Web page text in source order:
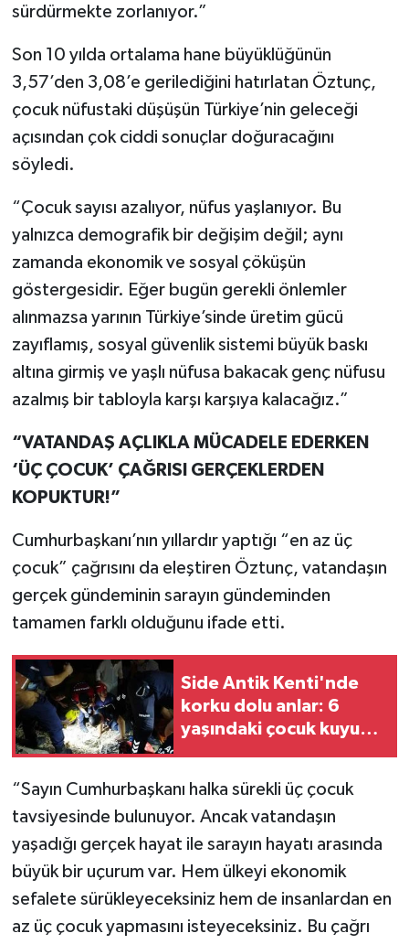
sürdürmekte zorlanıyor.”
Son 10 yılda ortalama hane büyüklüğünün
3,57’den 3,08’e gerilediğini hatırlatan Öztunç,
çocuk nüfustaki düşüşün Türkiye’nin geleceği
açısından çok ciddi sonuçlar doğuracağını
söyledi.
“Çocuk sayısı azalıyor, nüfus yaşlanıyor. Bu
yalnızca demografik bir değişim değil; aynı
zamanda ekonomik ve sosyal çöküşün
göstergesidir. Eğer bugün gerekli önlemler
alınmazsa yarının Türkiye’sinde üretim gücü
zayıflamış, sosyal güvenlik sistemi büyük baskı
altına girmiş ve yaşlı nüfusa bakacak genç nüfusu
azalmış bir tabloyla karşı karşıya kalacağız.”
“VATANDAŞ AÇLIKLA MÜCADELE EDERKEN
‘ÜÇ ÇOCUK’ ÇAĞRISI GERÇEKLERDEN
KOPUKTUR!”
Cumhurbaşkanı’nın yıllardır yaptığı “en az üç
çocuk” çağrısını da eleştiren Öztunç, vatandaşın
gerçek gündeminin sarayın gündeminden
tamamen farklı olduğunu ifade etti.
Side Antik Kenti'nde
korku dolu anlar: 6
yaşındaki çocuk kuyuya
“Sayın Cumhurbaşkanı halka sürekli üç çocuk
tavsiyesinde bulunuyor. Ancak vatandaşın
yaşadığı gerçek hayat ile sarayın hayatı arasında
büyük bir uçurum var. Hem ülkeyi ekonomik
sefalete sürükleyeceksiniz hem de insanlardan en
az üç çocuk yapmasını isteyeceksiniz. Bu çağrı